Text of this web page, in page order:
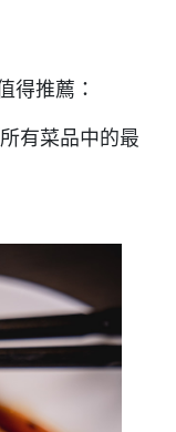
得推薦：
有菜品中的最